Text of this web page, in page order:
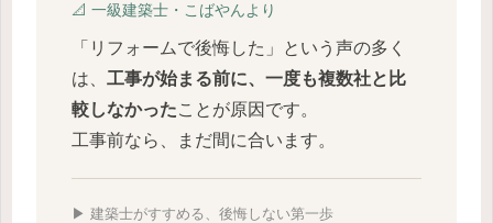
📐 一級建築士・こばやんより
「リフォームで後悔した」という声の多く
は、 工事が始まる前に、一度も複数社と比
較しなかったことが原因です。
工事前なら、まだ間に合います。
▶ 建築士がすすめる、後悔しない第一歩